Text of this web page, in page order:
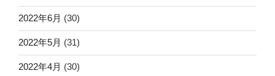
2022年6月 (30)
2022年5月 (31)
2022年4月 (30)